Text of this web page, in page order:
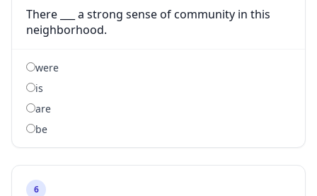
There ___ a strong sense of community in this
neighborhood.
were
is
are
be
6